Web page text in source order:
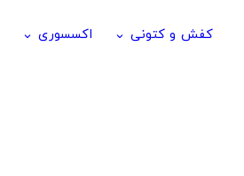
کفش و کتونی keyboard_arrow_down اکسسوری keyboard_arrow_down